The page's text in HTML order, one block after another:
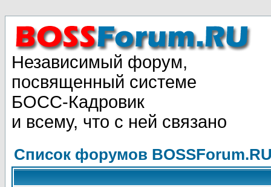
Независимый форум,
посвященный системе
БОСС-Кадровик
и всему, что с ней связано
Список форумов